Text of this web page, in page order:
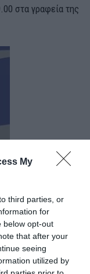
My
third parties, or
for
below opt-out
that after your
seeing
utilized by
στα γραφεία της
kentrikis-enosis-